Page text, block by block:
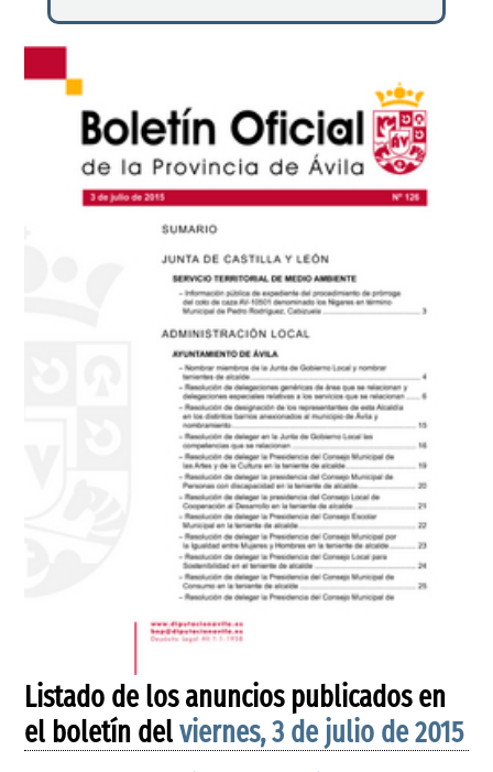
Listado de los anuncios publicados en
el boletín delviernes, 3 de julio de 2015